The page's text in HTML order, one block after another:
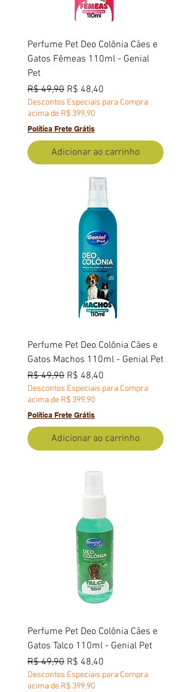
Perfume Pet Deo Colônia Cães e
Gatos Fêmeas 110ml - Genial
Pet
Preço normal
R$ 49,90 Preço promocional
R$ 48,40
Descontos Especiais para Compra
acima de R$ 399,90
Política Frete Grátis
Adicionar ao carrinho
Perfume Pet Deo Colônia Cães e
Gatos Machos 110ml - Genial Pet
Preço normal
R$ 49,90 Preço promocional
R$ 48,40
Descontos Especiais para Compra
acima de R$ 399,90
Política Frete Grátis
Adicionar ao carrinho
Perfume Pet Deo Colônia Cães e
Gatos Talco 110ml - Genial Pet
Preço normal
R$ 49,90 Preço promocional
R$ 48,40
Descontos Especiais para Compra
acima de R$ 399,90